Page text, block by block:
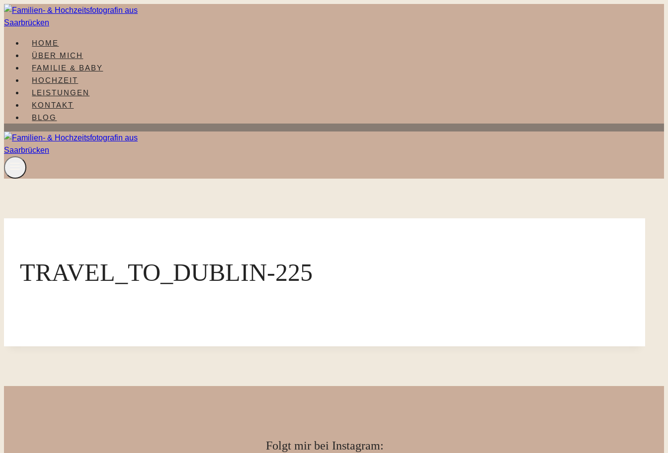
Zum
Inhalt
HOME
ÜBER MICH
FAMILIE & BABY
HOCHZEIT
LEISTUNGEN
KONTAKT
BLOG
TRAVEL_TO_DUBLIN-225
Folgt mir bei Instagram: